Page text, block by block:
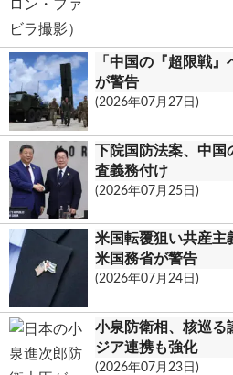
「中国の『超限戦
が警告
(2026年07月27日)
下院国防法案、中
査義務付け
(2026年07月25日)
米国転覆狙い共産
米国務省が警告
(2026年07月24日)
小泉防衛相、核巡
ジア連携も強化
(2026年07月23日)